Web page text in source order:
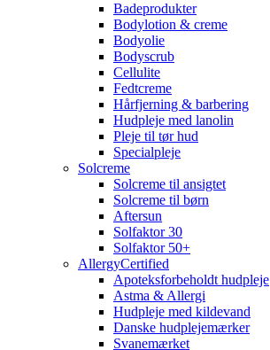
Badeprodukter
Bodylotion & creme
Bodyolie
Bodyscrub
Cellulite
Fedtcreme
Hårfjerning & barbering
Hudpleje med lanolin
Pleje til tør hud
Specialpleje
Solcreme
Solcreme til ansigtet
Solcreme til børn
Aftersun
Solfaktor 30
Solfaktor 50+
AllergyCertified
Apoteksforbeholdt hudpleje
Astma & Allergi
Hudpleje med kildevand
Danske hudplejemærker
Svanemærket